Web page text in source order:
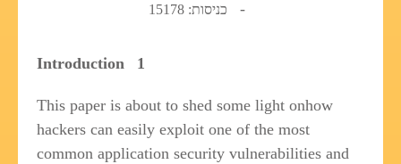
כניסות: 15178
1
Introduction
This paper is about to shed some light onhow
hackers can easily exploit one of the most
common application security vulnerabilities and